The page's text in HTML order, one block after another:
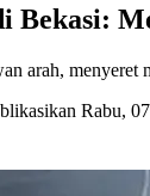
Bekasi:
arah,
Rabu,